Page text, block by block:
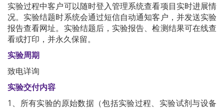
实验过程中客户可以随时登入管理系统查看项目实时进展情
况。实验结题时系统会通过短信自动通知客户，并发送实验
报告查看网址。实验结题后，实验报告、检测结果可在线查
看或打印，并永久保留。
实验周期
致电详询
实验交付内容
1、所有实验的原始数据（包括实验过程、实验试剂与设备